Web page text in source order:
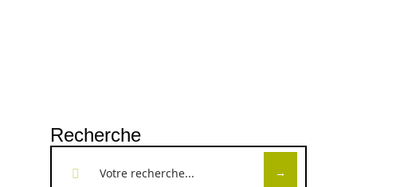
Recherche